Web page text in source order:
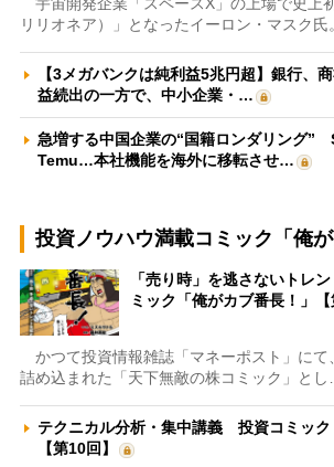
宇宙開発企業「スペースX」の上場で史上
リリオネア）」となったイーロン・マスク
【3メガバンクは純利益5兆円超】銀行、
益続出の一方で、中小企業・…
急増する中国企業の“国籍ロンダリング”
Temu…本社機能を海外に移転させ…
投資ノウハウ満載コミック「俺が
「売り時」を逃さないトレ
ミック「俺がカブ番長！」【
かつて投資情報雑誌「マネーポスト」にて
詰め込まれた「天下無敵の株コミック」と
テクニカル分析・集中講義 投資コミック
【第10回】